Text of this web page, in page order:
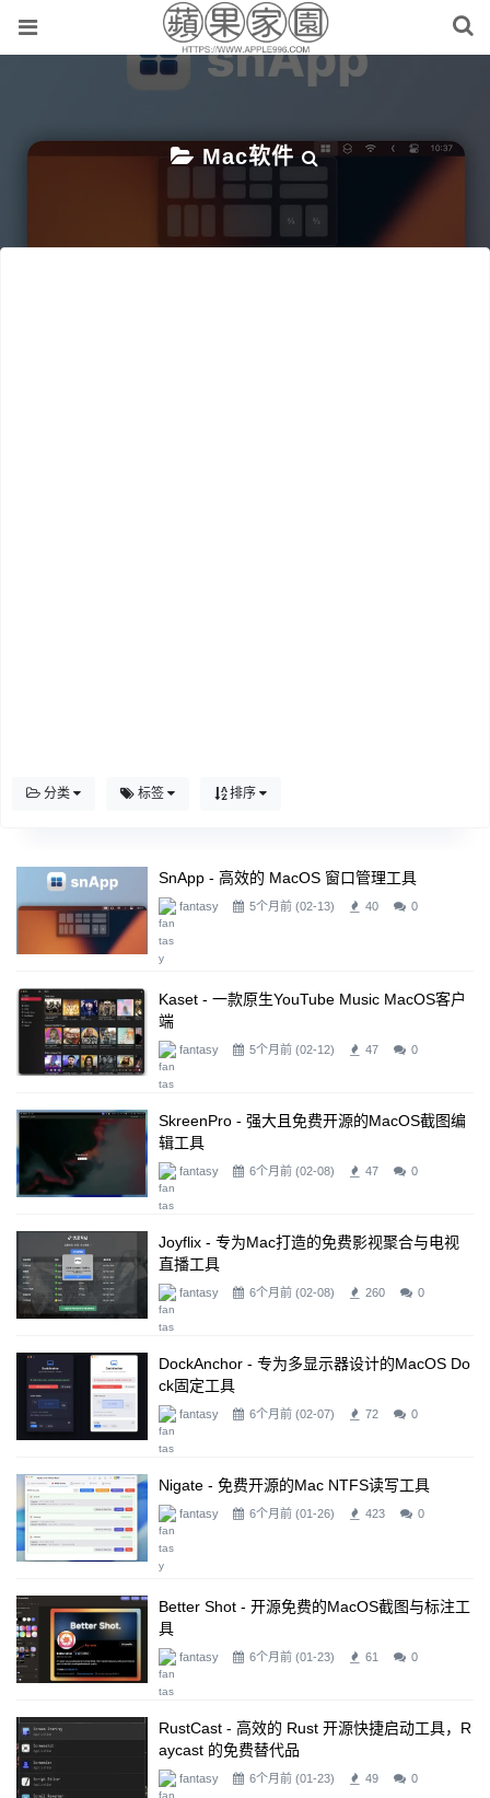
Mac软件
分类 标签 排序
SnApp - 高效的 MacOS 窗口管理工具
fantasy 5个月前 (02-13) 40 0
Kaset - 一款原生YouTube Music MacOS客户
端
fantasy 5个月前 (02-12) 47 0
SkreenPro - 强大且免费开源的macOS截图编
辑工具
fantasy 6个月前 (02-08) 47 0
Joyflix - 专为Mac打造的免费影视聚合与电视
直播工具
fantasy 6个月前 (02-08) 260 0
DockAnchor - 专为多显示器设计的macOS Do
Ck固定工具
fantasy 6个月前 (02-07) 72 0
Nigate - 免费开源的Mac NTFS读写工具
fantasy 6个月前 (01-26) 423 0
Better Shot - 开源免费的macOS截图与标注工
具
fantasy 6个月前 (01-23) 61 0
RustCast - 高效的 Rust 开源快捷启动工具，R
Aycast 的免费替代品
fantasy 6个月前 (01-23) 49 0